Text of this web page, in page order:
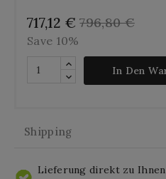
717,12 € 796,80 €
Save 10%
In Den
Shipping
Lieferung direkt zu